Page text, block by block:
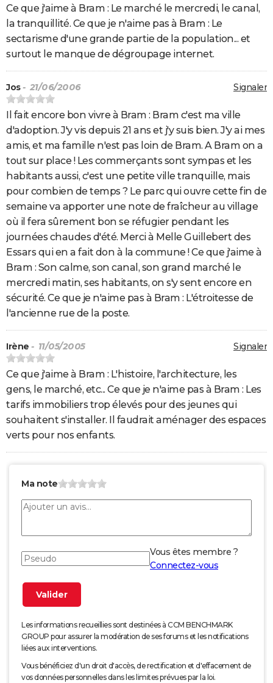
Ce que j'aime à Bram : Le marché le mercredi, le canal,
la tranquillité. Ce que je n'aime pas à Bram : Le
sectarisme d'une grande partie de la population... et
surtout le manque de dégroupage internet.
Signaler
Jos- 21/06/2006
Il fait encore bon vivre à Bram : Bram c'est ma ville
d'adoption. J'y vis depuis 21 ans et j'y suis bien. J'y ai mes
amis, et ma famille n'est pas loin de Bram. A Bram on a
tout sur place ! Les commerçants sont sympas et les
habitants aussi, c'est une petite ville tranquille, mais
pour combien de temps ? Le parc qui ouvre cette fin de
semaine va apporter une note de fraîcheur au village
où il fera sûrement bon se réfugier pendant les
journées chaudes d'été. Merci à Melle Guillebert des
Essars qui en a fait don à la commune ! Ce que j'aime à
Bram : Son calme, son canal, son grand marché le
mercredi matin, ses habitants, on s'y sent encore en
sécurité. Ce que je n'aime pas à Bram : L'étroitesse de
l'ancienne rue de la poste.
Signaler
Irène - 11/05/2005
Ce que j'aime à Bram : L'histoire, l'architecture, les
gens, le marché, etc... Ce que je n'aime pas à Bram : Les
tarifs immobiliers trop élevés pour des jeunes qui
souhaitent s'installer. Il faudrait aménager des espaces
verts pour nos enfants.
Ma note
Vous êtes membre ?
Connectez-vous
Les informations recueillies sont destinées à CCM BENCHMARK
GROUP pour assurer la modération de ses forums et les notifications
liées aux interventions.
Vous bénéficiez d'un droit d'accès, de rectification et d'effacement de
vos données personnelles dans les limites prévues par la loi.